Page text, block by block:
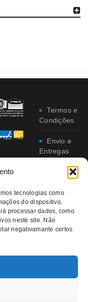
tecnologias como
do dispositivo.
processar dados, como
neste site. Não
negativamante certos
Termos e
Condições
Envio e
Entregas
Trocas e
Política
de
Privacidade